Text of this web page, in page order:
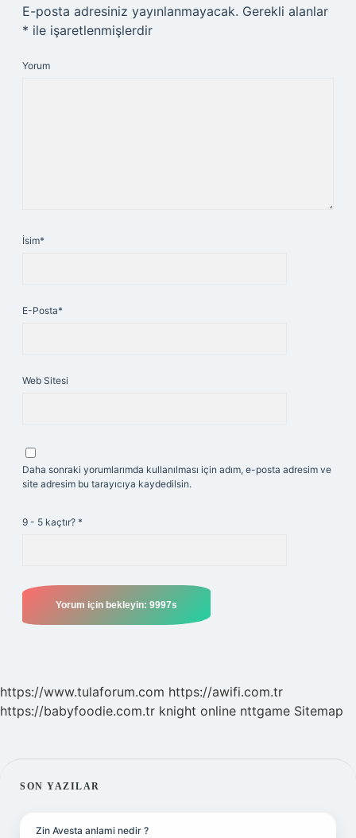
E-posta adresiniz yayınlanmayacak. Gerekli alanlar
* ile işaretlenmişlerdir
Yorum
İsim*
E-Posta*
Web Sitesi
Daha sonraki yorumlarımda kullanılması için adım, e-posta adresim ve
site adresim bu tarayıcıya kaydedilsin.
9 - 5 kaçtır? *
https://www.tulaforum.com https://awifi.com.tr
https://babyfoodie.com.tr knight online nttgame Sitemap
SIDEBAR
SON YAZILAR
Zin Avesta anlami nedir ?